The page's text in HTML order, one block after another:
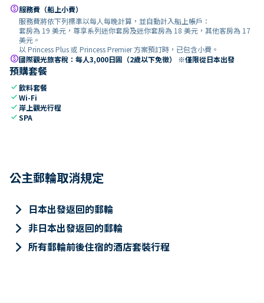
paid服務費（船上小費）
服務費將依下列標準以每人每晚計算，並自動計入船上帳戶：
套房為 19 美元，尊享系列迷你套房及迷你套房為 18 美元，其他客房為 17
美元。
以 Princess Plus 或 Princess Premier 方案預訂時，已包含小費。
paid國際觀光旅客稅：每人3,000日圓（2歲以下免徵） ※僅限從日本出發
預購套餐
check飲料套餐
checkWi-Fi
check 岸上觀光行程
checkSPA
公主郵輪取消規定
keyboard_arrow_right 日本出發返回的郵輪
keyboard_arrow_right 非日本出發返回的郵輪
keyboard_arrow_right 所有郵輪前後住宿的酒店套裝行程